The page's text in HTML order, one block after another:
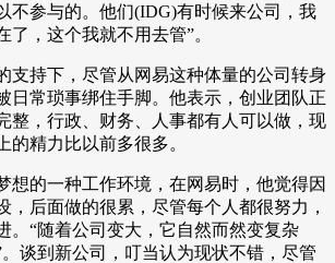
不参与的。他们(IDG)有时候来公司，我
了，这个我就不用去管”。
支持下，尽管从网易这种体量的公司转身
日常琐事绑住手脚。他表示，创业团队正
整，行政、财务、人事都有人可以做，现
的精力比以前多很多。
想的一种工作环境，在网易时，他觉得因
，后面做的很累，尽管每个人都很努力，
。“随着公司变大，它自然而然变复杂
谈到新公司，叮当认为现状不错，尽管